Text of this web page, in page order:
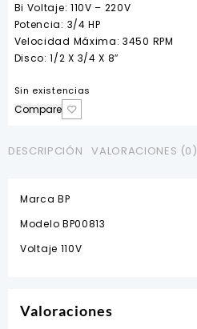
era:
$85.10.
es:
Bi Voltaje: 110V – 220V
Potencia: 3/4 HP
Velocidad Máxima: 3450 RPM
Disco: 1/2 X 3/4 X 8″
Sin existencias
Compare
DESCRIPCIÓN VALORACIONES (0)
Marca BP
Modelo BP00813
Voltaje 110V
Valoraciones